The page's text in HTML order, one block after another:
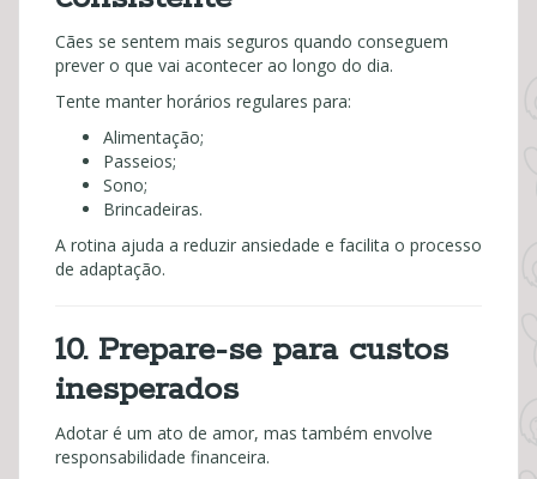
Cães se sentem mais seguros quando conseguem
prever o que vai acontecer ao longo do dia.
Tente manter horários regulares para:
Alimentação;
Passeios;
Sono;
Brincadeiras.
A rotina ajuda a reduzir ansiedade e facilita o processo
de adaptação.
10. Prepare-se para custos
inesperados
Adotar é um ato de amor, mas também envolve
responsabilidade financeira.